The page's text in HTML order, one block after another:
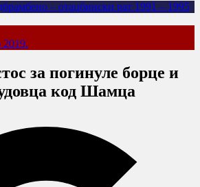
– отаџбински рат 1991 – 1995
за погинуле борце и
код Шамца